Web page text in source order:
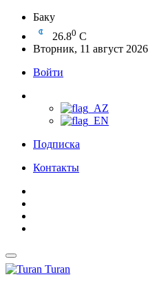
Баку
26.80 C
Вторник, 11 август 2026
Войти
Подписка
Контакты
Turan